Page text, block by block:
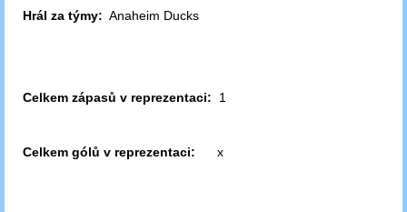
Hrál za týmy: Anaheim Ducks
Celkem zápasů v reprezentaci: 1
Celkem gólů v reprezentaci: x